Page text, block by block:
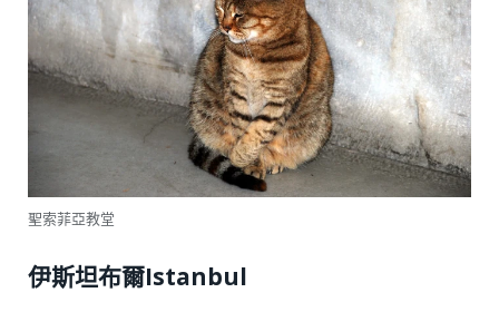
聖索菲亞教堂
伊斯坦布爾Istanbul